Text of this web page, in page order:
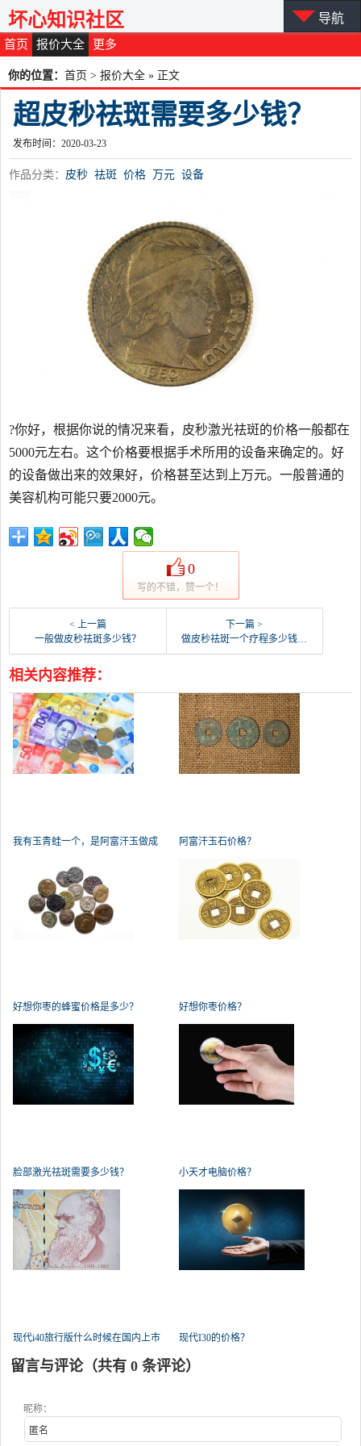
首页 报价大全 更多
坏心知识社区 导航
你的位置： 首页 > 报价大全 » 正文
超皮秒祛斑需要多少钱？
发布时间：2020-03-23
作品分类： 皮秒 祛斑 价格 万元 设备
?你好，根据你说的情况来看，皮秒激光祛斑的价格一般都在
5000元左右。这个价格要根据手术所用的设备来确定的。好
的设备做出来的效果好，价格甚至达到上万元。一般普通的
美容机构可能只要2000元。
0
写的不错，赞一个！
< 上一篇
一般做皮秒祛斑多少钱？
下一篇 >
做皮秒祛斑一个疗程多少钱，效果好不好？
相关内容推荐：
我有玉青蛙一个，是阿富汗玉做成
阿富汗玉石价格？
好想你枣的蜂蜜价格是多少？ 好想你枣价格？
脸部激光祛斑需要多少钱？ 小天才电脑价格？
现代i40旅行版什么时候在国内上市 现代I30的价格？
留言与评论（共有 0 条评论）
昵称：